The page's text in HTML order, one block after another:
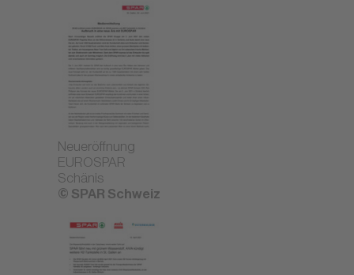
Neueröffnung
EUROSPAR
Schänis
© SPAR Schweiz